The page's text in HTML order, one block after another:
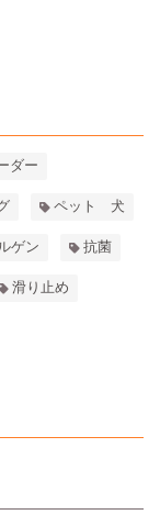
ダー
ペット 犬
ゲン 抗菌
滑り止め